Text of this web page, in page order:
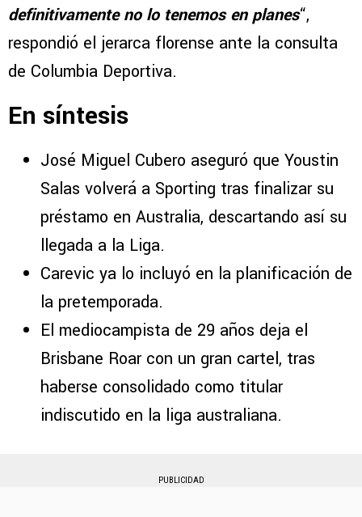
definitivamente no lo tenemos en planes“,
respondió el jerarca florense ante la consulta
de Columbia Deportiva.
En síntesis
José Miguel Cubero aseguró que Youstin
Salas volverá a Sporting tras finalizar su
préstamo en Australia, descartando así su
llegada a la Liga.
Carevic ya lo incluyó en la planificación de
la pretemporada.
El mediocampista de 29 años deja el
Brisbane Roar con un gran cartel, tras
haberse consolidado como titular
indiscutido en la liga australiana.
PUBLICIDAD